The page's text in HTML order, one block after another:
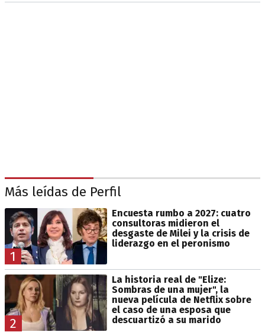
Más leídas de Perfil
1
Encuesta rumbo a 2027: cuatro
consultoras midieron el
desgaste de Milei y la crisis de
liderazgo en el peronismo
2
La historia real de "Elize:
Sombras de una mujer", la
nueva película de Netflix sobre
el caso de una esposa que
descuartizó a su marido